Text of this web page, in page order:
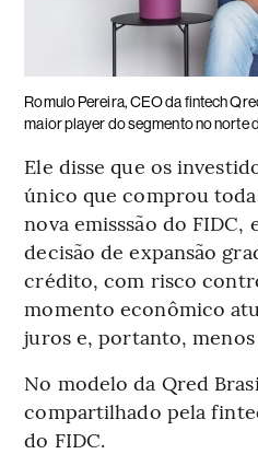
Romulo Pereira, CEO da fintech
maior player do segmento no norte
Ele disse que os
único que comprou
nova emisssão do FIDC,
decisão de expansão
crédito, com risco
momento econômico
juros e, portanto, menos
No modelo da Qred
compartilhado pela
do FIDC.